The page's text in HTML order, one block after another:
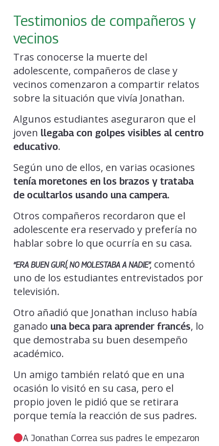
Testimonios de compañeros y
vecinos
Tras conocerse la muerte del
adolescente, compañeros de clase y
vecinos comenzaron a compartir relatos
sobre la situación que vivía Jonathan.
Algunos estudiantes aseguraron que el
joven llegaba con golpes visibles al centro
educativo.
Según uno de ellos, en varias ocasiones
tenía moretones en los brazos y trataba
de ocultarlos usando una campera.
Otros compañeros recordaron que el
adolescente era reservado y prefería no
hablar sobre lo que ocurría en su casa.
“ERA BUEN GURÍ, NO MOLESTABA A NADIE”,comentó
uno de los estudiantes entrevistados por
televisión.
Otro añadió que Jonathan incluso había
ganado una beca para aprender francés, lo
que demostraba su buen desempeño
académico.
Un amigo también relató que en una
ocasión lo visitó en su casa, pero el
propio joven le pidió que se retirara
porque temía la reacción de sus padres.
A Jonathan Correa sus padres le empezaron